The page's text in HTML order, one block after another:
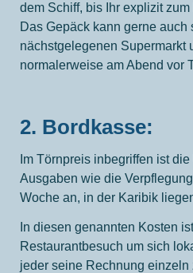
dem Schiff, bis Ihr explizit
Das Gepäck kann gerne
nächstgelegenen Supermarkt
normalerweise am Abend vor
2. Bordkasse:
Im Törnpreis inbegriffen ist
Ausgaben wie die
Woche an, in der Karibik
In diesen genannten Kosten
Restaurantbesuch um sich
jeder seine Rechnung